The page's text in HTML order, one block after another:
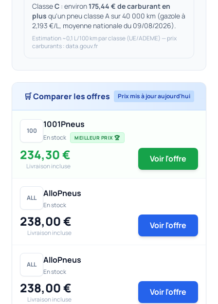
ClasseC : environ175,44 € de carburant en
plus qu'un pneu classe A sur 40 000 km (gazole à
2,193 €/L, moyenne nationale du 09/08/2026).
Estimation ~0,1 L/100 km par classe (UE/ADEME) — prix
carburants : data.gouv.fr
🛒 Comparer les offres Prix mis à jour aujourd'hui
100
1001Pneus
En stock MEILLEUR PRIX 🏆
234,30 €
Livraison incluse
Voir l'offre
ALL AlloPneus
En stock
238,00 €
Livraison incluse
Voir l'offre
ALL AlloPneus
En stock
238,00 €
Livraison incluse
Voir l'offre